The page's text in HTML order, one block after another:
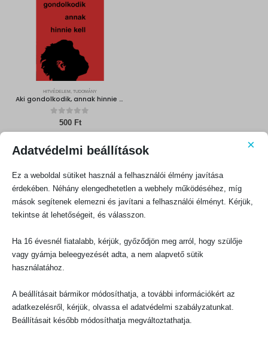
HITVÉDELEM TUDOMÁNY
Aki gondolkodik, annak hinnie kell
out of 5
500 Ft
KOSÁRBA TESZEM
KAPCSOLATFELVÉTEL
Evangéliumi Kiadó
TELEFON:
+36-1-311-5860
Adatvédelmi beállítások ×
Ez a weboldal sütiket használ a felhasználói élmény javítása
érdekében. Néhány elengedhetetlen a webhely működéséhez, míg
mások segítenek elemezni és javítani a felhasználói élményt. Kérjük,
tekintse át lehetőségeit, és válasszon.
Ha 16 évesnél fiatalabb, kérjük, győződjön meg arról, hogy szülője
vagy gyámja beleegyezését adta, a nem alapvető sütik
használatához.
A beállításait bármikor módosíthatja, a további információkért az
adatkezelésről, kérjük, olvassa el adatvédelmi szabályzatunkat.
Beállításait később módosíthatja megváltoztathatja.